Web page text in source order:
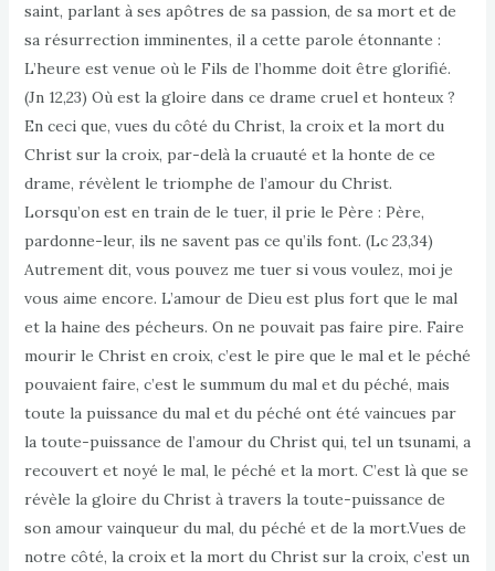
saint, parlant à ses apôtres de sa passion, de sa mort et de
sa résurrection imminentes, il a cette parole étonnante :
L’heure est venue où le Fils de l’homme doit être glorifié.
(Jn 12,23) Où est la gloire dans ce drame cruel et honteux ?
En ceci que, vues du côté du Christ, la croix et la mort du
Christ sur la croix, par-delà la cruauté et la honte de ce
drame, révèlent le triomphe de l’amour du Christ.
Lorsqu’on est en train de le tuer, il prie le Père : Père,
pardonne-leur, ils ne savent pas ce qu’ils font. (Lc 23,34)
Autrement dit, vous pouvez me tuer si vous voulez, moi je
vous aime encore. L’amour de Dieu est plus fort que le mal
et la haine des pécheurs. On ne pouvait pas faire pire. Faire
mourir le Christ en croix, c’est le pire que le mal et le péché
pouvaient faire, c’est le summum du mal et du péché, mais
toute la puissance du mal et du péché ont été vaincues par
la toute-puissance de l’amour du Christ qui, tel un tsunami, a
recouvert et noyé le mal, le péché et la mort. C’est là que se
révèle la gloire du Christ à travers la toute-puissance de
son amour vainqueur du mal, du péché et de la mort.Vues de
notre côté, la croix et la mort du Christ sur la croix, c’est un